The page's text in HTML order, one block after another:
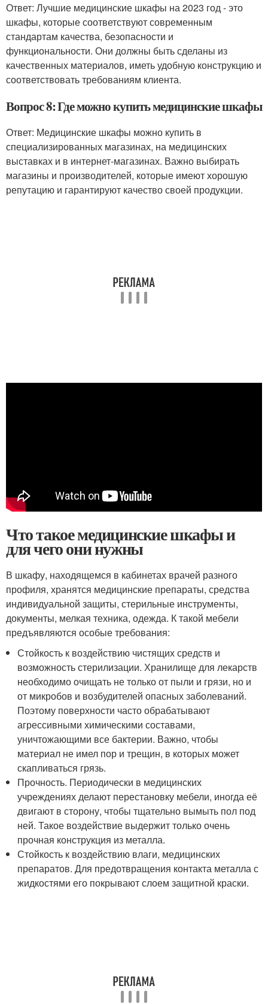
Ответ: Лучшие медицинские шкафы на 2023 год - это
шкафы, которые соответствуют современным
стандартам качества, безопасности и
функциональности. Они должны быть сделаны из
качественных материалов, иметь удобную конструкцию и
соответствовать требованиям клиента.
Вопрос 8: Где можно купить медицинские шкафы
Ответ: Медицинские шкафы можно купить в
специализированных магазинах, на медицинских
выставках и в интернет-магазинах. Важно выбирать
магазины и производителей, которые имеют хорошую
репутацию и гарантируют качество своей продукции.
Что такое медицинские шкафы и
для чего они нужны
В шкафу, находящемся в кабинетах врачей разного
профиля, хранятся медицинские препараты, средства
индивидуальной защиты, стерильные инструменты,
документы, мелкая техника, одежда. К такой мебели
предъявляются особые требования:
Стойкость к воздействию чистящих средств и
возможность стерилизации. Хранилище для лекарств
необходимо очищать не только от пыли и грязи, но и
от микробов и возбудителей опасных заболеваний.
Поэтому поверхности часто обрабатывают
агрессивными химическими составами,
уничтожающими все бактерии. Важно, чтобы
материал не имел пор и трещин, в которых может
скапливаться грязь.
Прочность. Периодически в медицинских
учреждениях делают перестановку мебели, иногда её
двигают в сторону, чтобы тщательно вымыть пол под
ней. Такое воздействие выдержит только очень
прочная конструкция из металла.
Стойкость к воздействию влаги, медицинских
препаратов. Для предотвращения контакта металла с
жидкостями его покрывают слоем защитной краски.